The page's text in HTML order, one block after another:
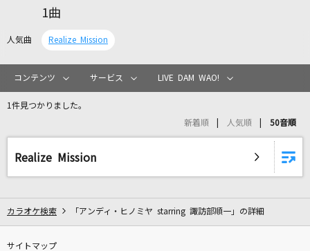
カラオケリクエスト
リアルタイムで歌われている曲の一覧
伍代夏子
ミュージック
1曲
人気曲 Realize Mission
コンテンツ サービス LIVE DAM WAO!
1件見つかりました。
新着順 人気順 50音順
Realize Mission
カラオケ検索 「アンディ・ヒノミヤ starring 諏訪部順一」の詳細
サイトマップ